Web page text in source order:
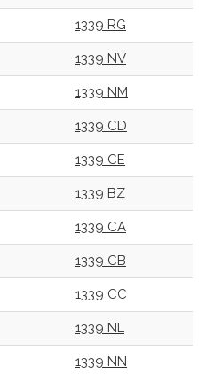
1339 RG
1339 NV
1339 NM
1339 CD
1339 CE
1339 BZ
1339 CA
1339 CB
1339 CC
1339 NL
1339 NN